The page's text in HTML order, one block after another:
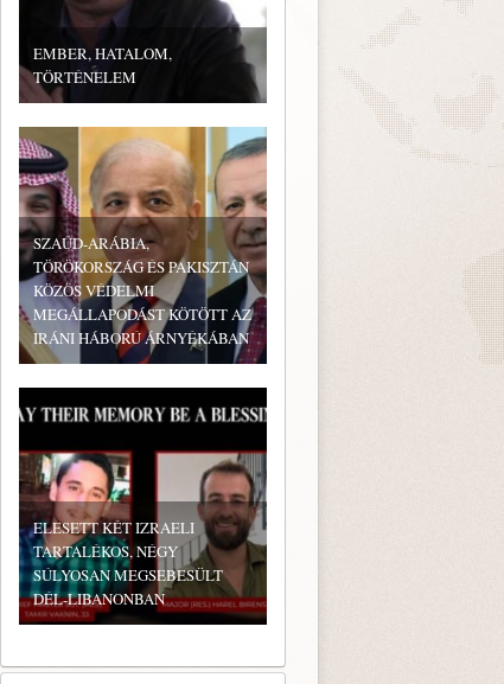
EMBER, HATALOM,
TÖRTÉNELEM
SZAÚD-ARÁBIA,
TÖRÖKORSZÁG ÉS PAKISZTÁN
KÖZÖS VÉDELMI
MEGÁLLAPODÁST KÖTÖTT AZ
IRÁNI HÁBORÚ ÁRNYÉKÁBAN
ELESETT KÉT IZRAELI
TARTALÉKOS, NÉGY
SÚLYOSAN MEGSEBESÜLT
DÉL-LIBANONBAN